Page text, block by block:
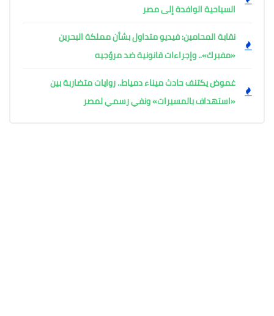
السياحية الوافدة إلى مصر
نقابة المحامين: فيديو متداول بشأن مملكة البحرين
«مفبرك».. وإجراءات قانونية ضد مروّجيه
غموض يكتنف حادث ميناء دمياط.. روايات متضاربة بين
«استهداف بالمسيرات» ونفي رسمي لمصر